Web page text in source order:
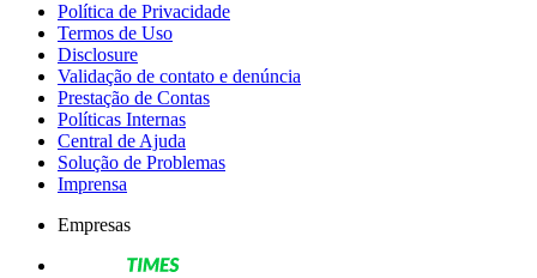
Política de Privacidade
Termos de Uso
Disclosure
Validação de contato e denúncia
Prestação de Contas
Políticas Internas
Central de Ajuda
Solução de Problemas
Imprensa
Empresas